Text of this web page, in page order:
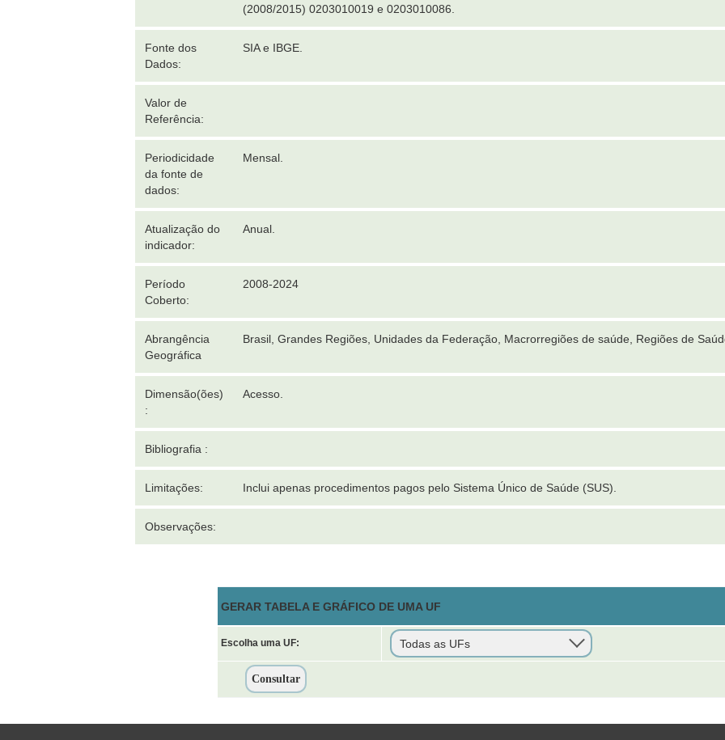
(2008/2015) 0203010019 e 0203010086.
Fonte dos
Dados:
SIA e IBGE.
Valor de
Referência:
Periodicidade
da fonte de
dados:
Mensal.
Atualização do
indicador:
Anual.
Período
Coberto:
2008-2024
Abrangência
Geográfica
Brasil, Grandes Regiões, Unidades da Federação, Macrorregiões de saúde, Regiões de
Dimensão(ões)
:
Acesso.
Bibliografia :
Limitações: Inclui apenas procedimentos pagos pelo Sistema Único de Saúde (SUS).
Observações:
GERAR TABELA E GRÁFICO DE UMA UF
Escolha uma UF: